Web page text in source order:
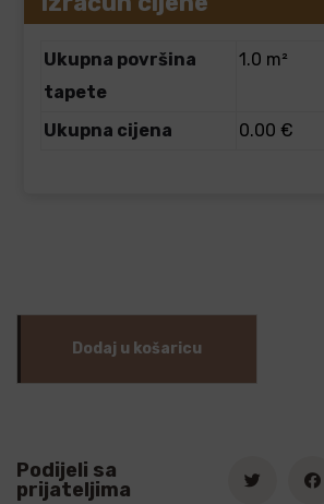
Ukupna površina
tapete
1.0 m²
Ukupna cijena 0.00 €
Dodaj u košaricu
Podijeli sa
prijateljima